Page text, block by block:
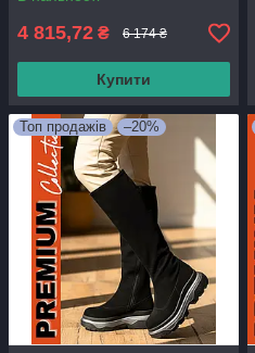
4 815,72 ₴ 6 174 ₴
Купити
Топ продажів –20%